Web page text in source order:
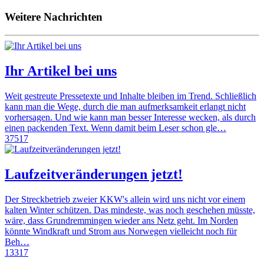
Weitere Nachrichten
Ihr Artikel bei uns
Weit gestreute Pressetexte und Inhalte bleiben im Trend. Schließlich
kann man die Wege, durch die man aufmerksamkeit erlangt nicht
vorhersagen. Und wie kann man besser Interesse wecken, als durch
einen packenden Text. Wenn damit beim Leser schon gle…
37517
Laufzeitveränderungen jetzt!
Der Streckbetrieb zweier KKW's allein wird uns nicht vor einem
kalten Winter schützen. Das mindeste, was noch geschehen müsste,
wäre, dass Grundremmingen wieder ans Netz geht. Im Norden
könnte Windkraft und Strom aus Norwegen vielleicht noch für
Beh…
13317